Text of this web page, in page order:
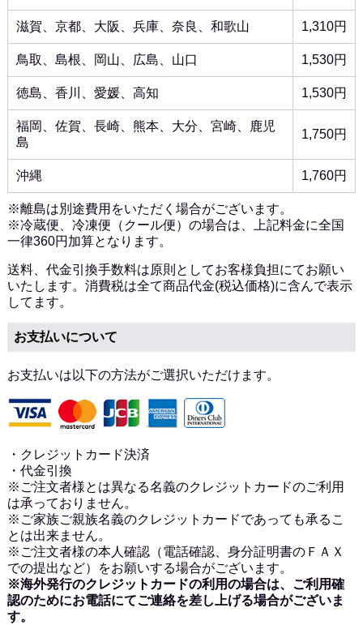
滋賀、京都、大阪、兵庫、奈良、和歌山 1,310円
鳥取、島根、岡山、広島、山口 1,530円
徳島、香川、愛媛、高知 1,530円
福岡、佐賀、長崎、熊本、大分、宮崎、鹿児
島
1,750円
沖縄 1,760円
※離島は別途費用をいただく場合がございます。
※冷蔵便、冷凍便（クール便）の場合は、上記料金に全国
一律360円加算となります。
送料、代金引換手数料は原則としてお客様負担にてお願い
いたします。消費税は全て商品代金(税込価格)に含んで表示
してます。
お支払いについて
お支払いは以下の方法がご選択いただけます。
・クレジットカード決済
・代金引換
※ご注文者様とは異なる名義のクレジットカードのご利用
は承っておりません。
※ご家族ご親族名義のクレジットカードであっても承るこ
とは出来ません。
※ご注文者様の本人確認（電話確認、身分証明書のＦＡＸ
での提出など）をお願いする場合がございます。
※海外発行のクレジットカードの利用の場合は、ご利用確
認のためにお電話にてご連絡を差し上げる場合がございま
す。